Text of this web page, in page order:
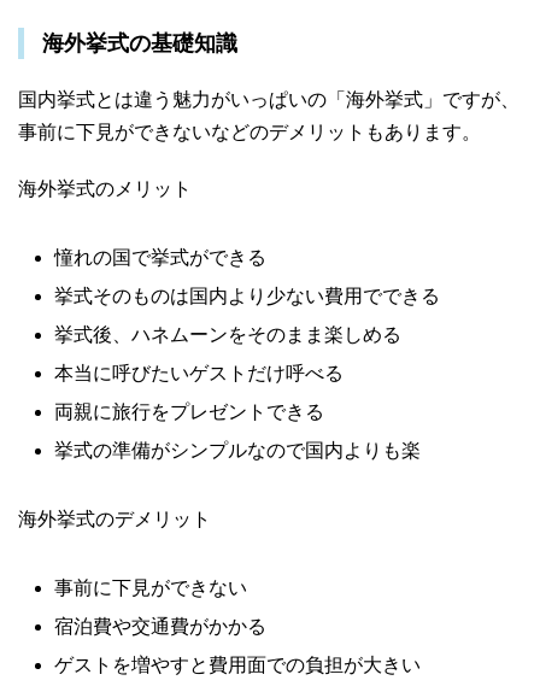
海外挙式の基礎知識
国内挙式とは違う魅力がいっぱいの「海外挙式」ですが、
事前に下見ができないなどのデメリットもあります。
海外挙式のメリット
憧れの国で挙式ができる
挙式そのものは国内より少ない費用でできる
挙式後、ハネムーンをそのまま楽しめる
本当に呼びたいゲストだけ呼べる
両親に旅行をプレゼントできる
挙式の準備がシンプルなので国内よりも楽
海外挙式のデメリット
事前に下見ができない
宿泊費や交通費がかかる
ゲストを増やすと費用面での負担が大きい